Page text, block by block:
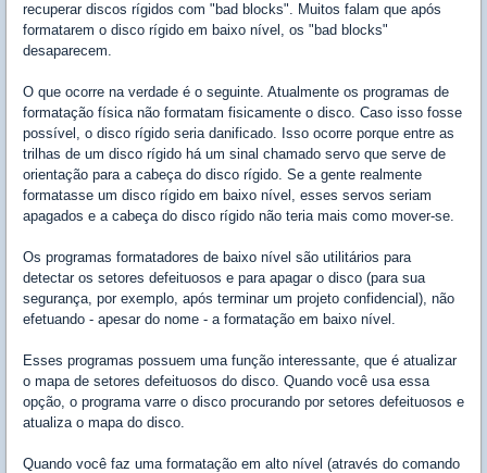
recuperar discos rígidos com "bad blocks". Muitos falam que após
formatarem o disco rígido em baixo nível, os "bad blocks"
desaparecem.
O que ocorre na verdade é o seguinte. Atualmente os programas de
formatação física não formatam fisicamente o disco. Caso isso fosse
possível, o disco rígido seria danificado. Isso ocorre porque entre as
trilhas de um disco rígido há um sinal chamado servo que serve de
orientação para a cabeça do disco rígido. Se a gente realmente
formatasse um disco rígido em baixo nível, esses servos seriam
apagados e a cabeça do disco rígido não teria mais como mover-se.
Os programas formatadores de baixo nível são utilitários para
detectar os setores defeituosos e para apagar o disco (para sua
segurança, por exemplo, após terminar um projeto confidencial), não
efetuando - apesar do nome - a formatação em baixo nível.
Esses programas possuem uma função interessante, que é atualizar
o mapa de setores defeituosos do disco. Quando você usa essa
opção, o programa varre o disco procurando por setores defeituosos e
atualiza o mapa do disco.
Quando você faz uma formatação em alto nível (através do comando